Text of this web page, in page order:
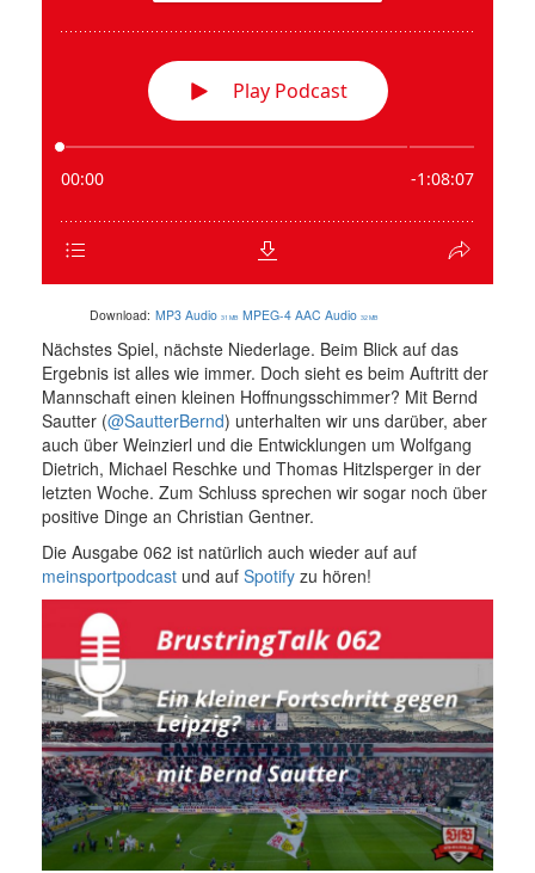
Download: MP3 Audio 31 MB MPEG-4 AAC Audio 32 MB
Nächstes Spiel, nächste Niederlage. Beim Blick auf das
Ergebnis ist alles wie immer. Doch sieht es beim Auftritt der
Mannschaft einen kleinen Hoffnungsschimmer? Mit Bernd
Sautter (@SautterBernd) unterhalten wir uns darüber, aber
auch über Weinzierl und die Entwicklungen um Wolfgang
Dietrich, Michael Reschke und Thomas Hitzlsperger in der
letzten Woche. Zum Schluss sprechen wir sogar noch über
positive Dinge an Christian Gentner.
Die Ausgabe 062 ist natürlich auch wieder auf auf
meinsportpodcast und auf Spotify zu hören!